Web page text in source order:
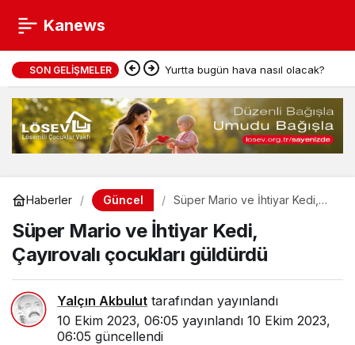
Kanews
SON GELIŞMELER Yurtta bugün hava nasıl olacak?
Haberler Güncel
Süper Mario ve İhtiyar Kedi,
Süper Mario ve İhtiyar Kedi,
Çayırovalı çocukları güldürdü
Yalçın Akbulut tarafından yayınlandı
10 Ekim 2023, 06:05 yayınlandı 10 Ekim 2023,
06:05 güncellendi